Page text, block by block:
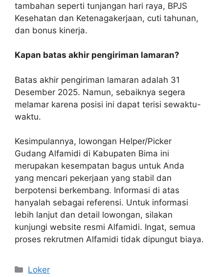
tambahan seperti tunjangan hari raya, BPJS
Kesehatan dan Ketenagakerjaan, cuti tahunan,
dan bonus kinerja.
Kapan batas akhir pengiriman lamaran?
Batas akhir pengiriman lamaran adalah 31
Desember 2025. Namun, sebaiknya segera
melamar karena posisi ini dapat terisi sewaktu-
waktu.
Kesimpulannya, lowongan Helper/Picker
Gudang Alfamidi di Kabupaten Bima ini
merupakan kesempatan bagus untuk Anda
yang mencari pekerjaan yang stabil dan
berpotensi berkembang. Informasi di atas
hanyalah sebagai referensi. Untuk informasi
lebih lanjut dan detail lowongan, silakan
kunjungi website resmi Alfamidi. Ingat, semua
proses rekrutmen Alfamidi tidak dipungut biaya.
Kategori
Loker